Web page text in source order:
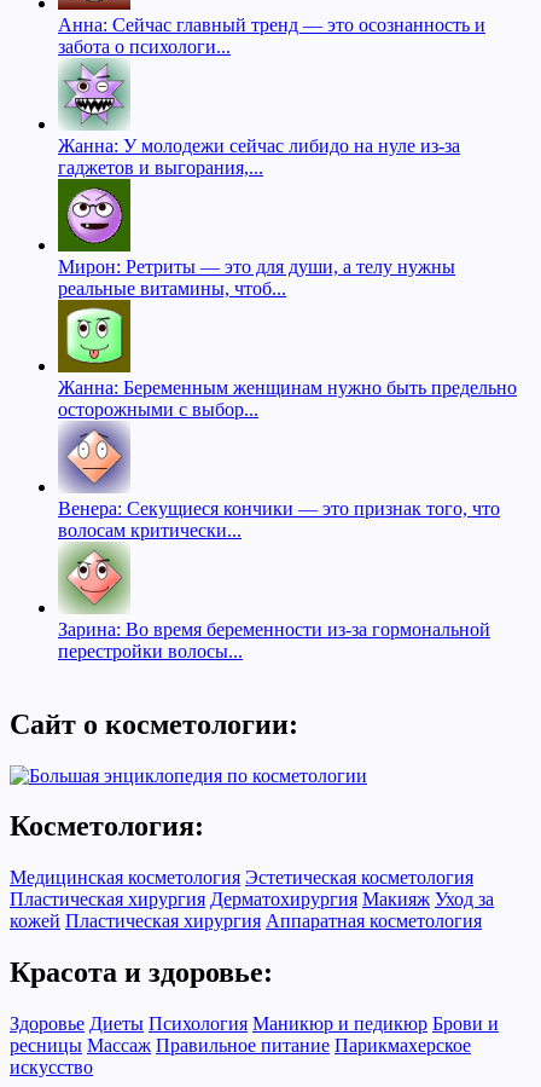
Анна: Сейчас главный тренд — это осознанность и
забота о психологи...
Жанна: У молодежи сейчас либидо на нуле из-за
гаджетов и выгорания,...
Мирон: Ретриты — это для души, а телу нужны
реальные витамины, чтоб...
Жанна: Беременным женщинам нужно быть предельно
осторожными с выбор...
Венера: Секущиеся кончики — это признак того, что
волосам критически...
Зарина: Во время беременности из-за гормональной
перестройки волосы...
Сайт о косметологии:
Косметология:
Медицинская косметология Эстетическая косметология
Пластическая хирургия Дерматохирургия Макияж Уход за
кожей Пластическая хирургия Аппаратная косметология
Красота и здоровье:
Здоровье Диеты Психология Маникюр и педикюр Брови и
ресницы Массаж Правильное питание Парикмахерское
искусство